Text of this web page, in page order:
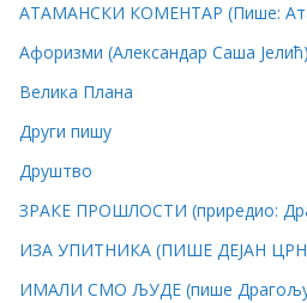
АТАМАНСКИ КОМЕНТАР (Пише:
Афоризми (Александар Саша Јелић)
Велика Плана
Други пишу
Друштво
ЗРАКЕ ПРОШЛОСТИ (приредио:
ИЗА УПИТНИКА (ПИШЕ ДЕЈАН
ИМАЛИ СМО ЉУДЕ (пише